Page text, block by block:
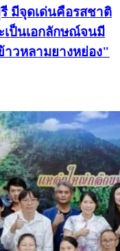
มีจุดเด่นคือรสชาติ
ป็นเอกลักษณ์จนมี
วหลามยางหย่อง"